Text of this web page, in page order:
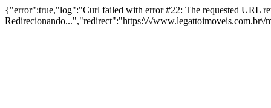
{"error":true,"log":"Curl failed with error #22: The requested URL
Redirecionando...","redirect":"https:\/\/www.legattoimoveis.com.br\/